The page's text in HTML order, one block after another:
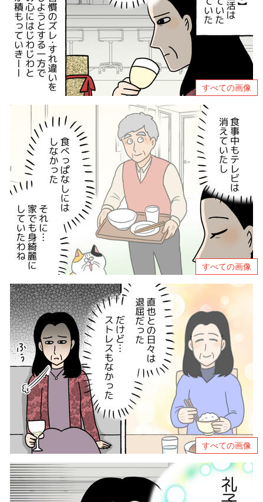
すべての画像
すべての画像
すべての画像